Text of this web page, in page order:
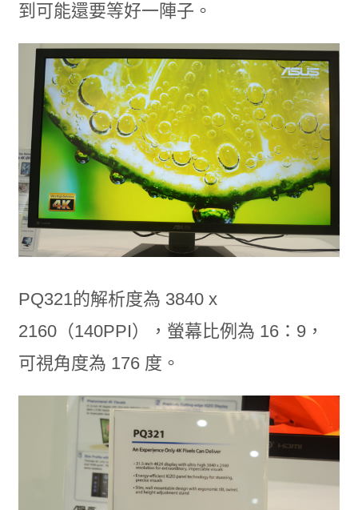
到可能還要等好一陣子。
PQ321的解析度為 3840 x
2160（140PPI），螢幕比例為 16：9，
可視角度為 176 度。